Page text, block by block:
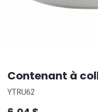
Contenant à
YTRU62